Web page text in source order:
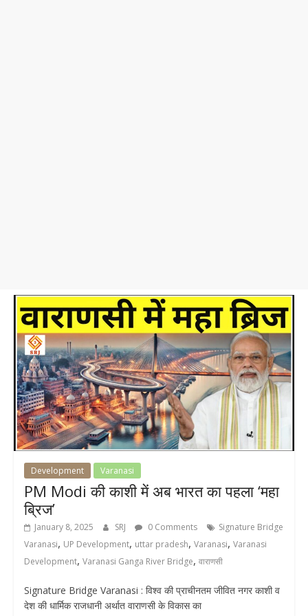
Development Varanasi
PM Modi की काशी में अब भारत का पहला ‘महा
ब्रिज’
January 8, 2025 SRJ 0 Comments
Signature Bridge
Varanasi, UP Development, uttar pradesh, Varanasi, Varanasi
Development, Varanasi Ganga River Bridge, वाराणसी
Signature Bridge Varanasi : विश्व की प्राचीनतम जीवित नगर काशी व
देश की धार्मिक राजधानी अर्थात वाराणसी के विकास का